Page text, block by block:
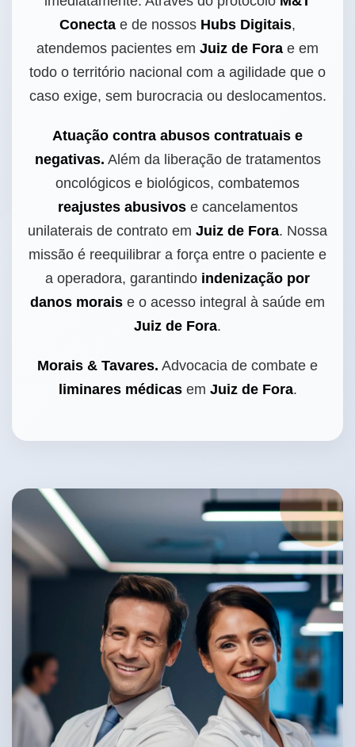
Conecta e de nossos Hubs Digitais,
atendemos pacientes em Juiz de Fora e em
todo o território nacional com a agilidade que o
caso exige, sem burocracia ou deslocamentos.
Atuação contra abusos contratuais e
negativas. Além da liberação de tratamentos
oncológicos e biológicos, combatemos
reajustes abusivose cancelamentos
unilaterais de contrato em Juiz de Fora. Nossa
missão é reequilibrar a força entre o paciente e
a operadora, garantindo indenização por
danos morais e o acesso integral à saúde em
Juiz de Fora.
Morais & Tavares. Advocacia de combate e
liminares médicasem Juiz de Fora.